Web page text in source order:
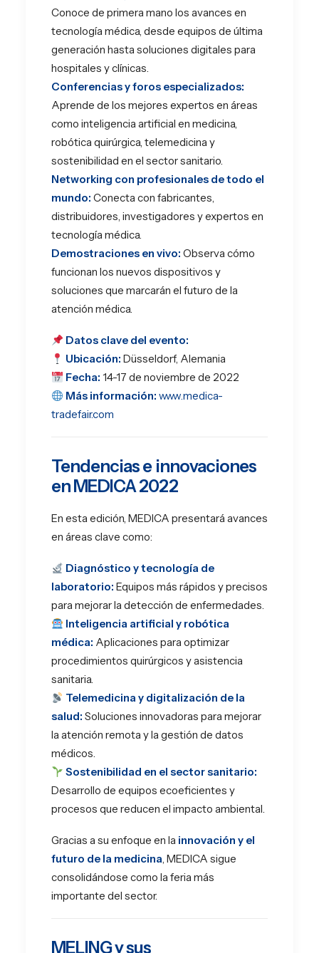
Conoce de primera mano los avances en
tecnología médica, desde equipos de última
generación hasta soluciones digitales para
hospitales y clínicas.
Conferencias y foros especializados:
Aprende de los mejores expertos en áreas
como inteligencia artificial en medicina,
robótica quirúrgica, telemedicina y
sostenibilidad en el sector sanitario.
Networking con profesionales de todo el
mundo: Conecta con fabricantes,
distribuidores, investigadores y expertos en
tecnología médica.
Demostraciones en vivo: Observa cómo
funcionan los nuevos dispositivos y
soluciones que marcarán el futuro de la
atención médica.
Datos clave del evento:
Ubicación: Düsseldorf, Alemania
Fecha: 14-17 de noviembre de 2022
Más información: www.medica-
tradefair.com
Tendencias e innovaciones
en MEDICA 2022
En esta edición, MEDICA presentará avances
en áreas clave como:
Diagnóstico y tecnología de
laboratorio: Equipos más rápidos y precisos
para mejorar la detección de enfermedades.
Inteligencia artificial y robótica
médica: Aplicaciones para optimizar
procedimientos quirúrgicos y asistencia
sanitaria.
Telemedicina y digitalización de la
salud: Soluciones innovadoras para mejorar
la atención remota y la gestión de datos
médicos.
Sostenibilidad en el sector sanitario:
Desarrollo de equipos ecoeficientes y
procesos que reducen el impacto ambiental.
Gracias a su enfoque en la innovación y el
futuro de la medicina, MEDICA sigue
consolidándose como la feria más
importante del sector.
MELING y sus